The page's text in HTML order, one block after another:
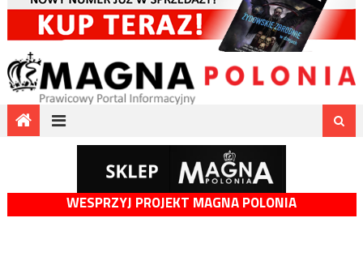
WESPRZYJ PROJEKT MAGNA POLONIA